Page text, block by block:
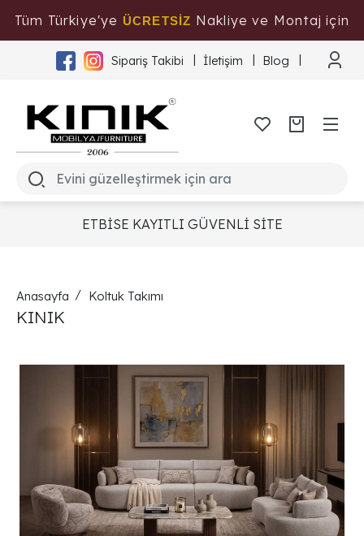
Tüm Türkiye'ye ÜCRETSİZ Nakliye ve Montaj için
Tıklayınız
Sipariş Takibi İletişim Blog
ETBİSE KAYITLI GÜVENLİ SİTE
Anasayfa Koltuk Takımı
KINIK